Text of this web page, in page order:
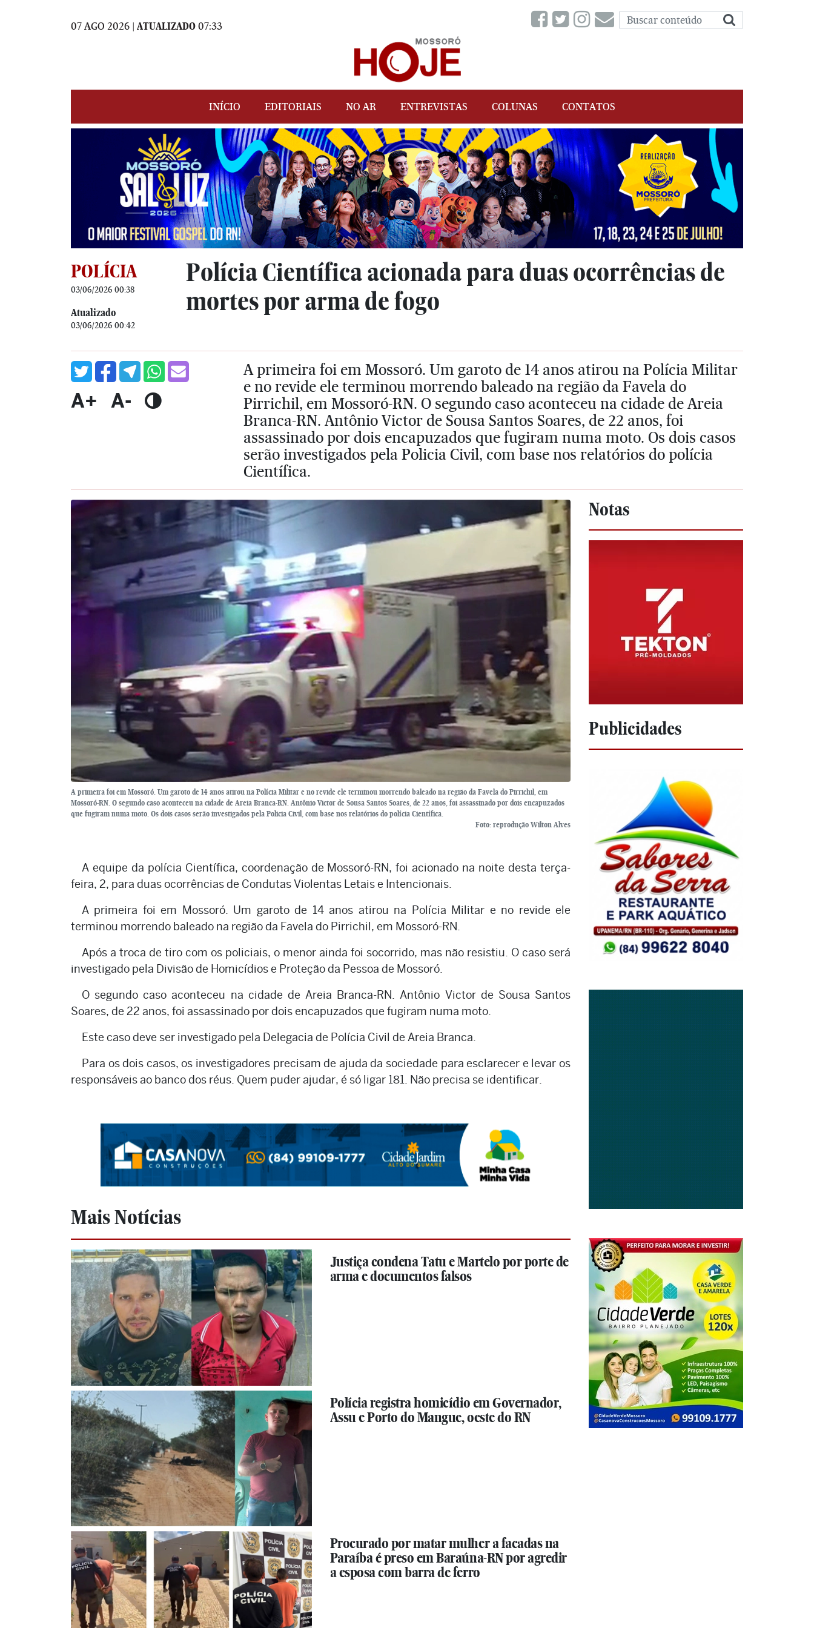
07 AGO 2026 | ATUALIZADO 07:33
INÍCIO EDITORIAIS NO AR ENTREVISTAS COLUNAS CONTATOS
POLÍCIA
03/06/2026 00:38
Atualizado
03/06/2026 00:42
Polícia Científica acionada para duas ocorrências de
mortes por arma de fogo
A+ A-
A primeira foi em Mossoró. Um garoto de 14 anos atirou na Polícia Militar
e no revide ele terminou morrendo baleado na região da Favela do
Pirrichil, em Mossoró-RN. O segundo caso aconteceu na cidade de Areia
Branca-RN. Antônio Victor de Sousa Santos Soares, de 22 anos, foi
assassinado por dois encapuzados que fugiram numa moto. Os dois casos
serão investigados pela Policia Civil, com base nos relatórios do polícia
Científica.
A primeira foi em Mossoró. Um garoto de 14 anos atirou na Polícia Militar e no revide ele terminou morrendo baleado na região da Favela do Pirrichil, em
Mossoró-RN. O segundo caso aconteceu na cidade de Areia Branca-RN. Antônio Victor de Sousa Santos Soares, de 22 anos, foi assassinado por dois encapuzados
que fugiram numa moto. Os dois casos serão investigados pela Policia Civil, com base nos relatórios do polícia Científica.
Foto: reprodução Wilton Alves
A equipe da polícia Científica, coordenação de Mossoró-RN, foi acionado na noite desta terça-
feira, 2, para duas ocorrências de Condutas Violentas Letais e Intencionais.
A primeira foi em Mossoró. Um garoto de 14 anos atirou na Polícia Militar e no revide ele
terminou morrendo baleado na região da Favela do Pirrichil, em Mossoró-RN.
Após a troca de tiro com os policiais, o menor ainda foi socorrido, mas não resistiu. O caso será
investigado pela Divisão de Homicídios e Proteção da Pessoa de Mossoró.
O segundo caso aconteceu na cidade de Areia Branca-RN. Antônio Victor de Sousa Santos
Soares, de 22 anos, foi assassinado por dois encapuzados que fugiram numa moto.
Este caso deve ser investigado pela Delegacia de Polícia Civil de Areia Branca.
Para os dois casos, os investigadores precisam de ajuda da sociedade para esclarecer e levar os
responsáveis ao banco dos réus. Quem puder ajudar, é só ligar 181. Não precisa se identificar.
Mais Notícias
Justiça condena Tatu e Martelo por porte de
arma e documentos falsos
Polícia registra homicídio em Governador,
Assu e Porto do Mangue, oeste do RN
Procurado por matar mulher a facadas na
Paraíba é preso em Baraúna-RN por agredir
a esposa com barra de ferro
Notas
Publicidades